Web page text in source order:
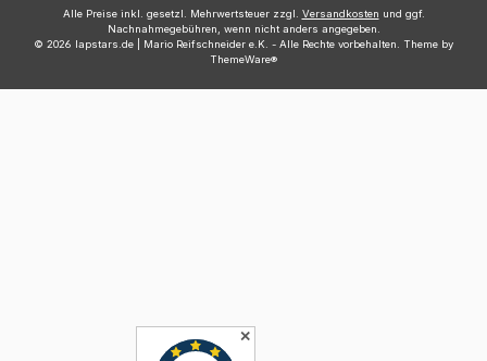
Alle Preise inkl. gesetzl. Mehrwertsteuer zzgl. Versandkosten und ggf.
Nachnahmegebühren, wenn nicht anders angegeben.
© 2026 lapstars.de | Mario Reifschneider e.K. - Alle Rechte vorbehalten. Theme by
ThemeWare®
✕